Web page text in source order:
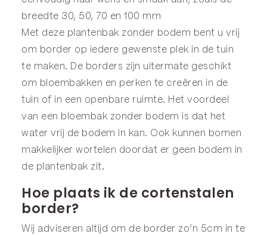
breedte 30, 50, 70 en 100 mm
Met deze plantenbak zonder bodem bent u vrij
om border op iedere gewenste plek in de tuin
te maken. De borders zijn uitermate geschikt
om bloembakken en perken te creëren in de
tuin of in een openbare ruimte. Het voordeel
van een bloembak zonder bodem is dat het
water vrij de bodem in kan. Ook kunnen bomen
makkelijker wortelen doordat er geen bodem in
de plantenbak zit.
Hoe plaats ik de cortenstalen
border?
Wij adviseren altijd om de border zo’n 5cm in te